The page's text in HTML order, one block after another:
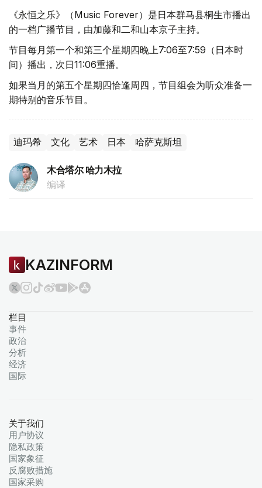
《永恒之乐》（Music Forever）是日本群马县桐生市播出
的一档广播节目，由加藤和二和山本京子主持。
节目每月第一个和第三个星期四晚上7:06至7:59（日本时
间）播出，次日11:06重播。
如果当月的第五个星期四恰逢周四，节目组会为听众准备一
期特别的音乐节目。
迪玛希 文化 艺术 日本 哈萨克斯坦
木合塔尔 哈力木拉
编译
KAZINFORM
栏目
事件
政治
分析
经济
国际
关于我们
用户协议
隐私政策
国家象征
反腐败措施
国家采购